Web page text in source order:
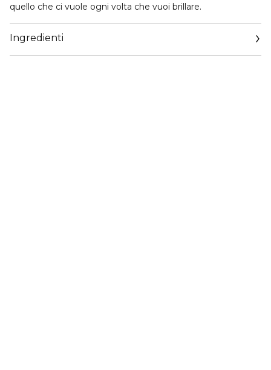
quello che ci vuole ogni volta che vuoi brillare.
Ingredienti